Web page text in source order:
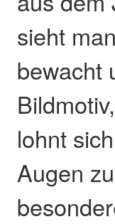
sieht
bewacht
lohnt
Augen